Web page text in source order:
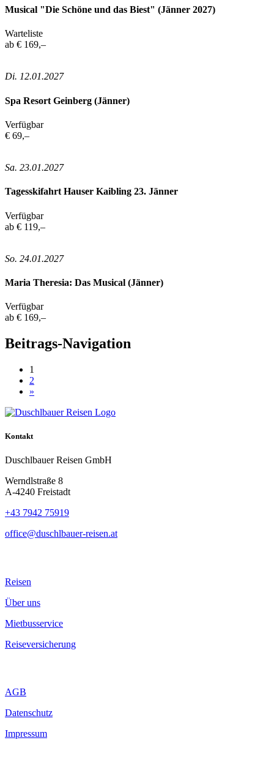
Musical "Die Schöne und das Biest" (Jänner 2027)
Warteliste
ab € 169,–
Di. 12.01.2027
Spa Resort Geinberg (Jänner)
Verfügbar
€ 69,–
Sa. 23.01.2027
Tagesskifahrt Hauser Kaibling 23. Jänner
Verfügbar
ab € 119,–
So. 24.01.2027
Maria Theresia: Das Musical (Jänner)
Verfügbar
ab € 169,–
Beitrags-Navigation
1
2
»
Kontakt
Duschlbauer Reisen GmbH
Werndlstraße 8
A-4240 Freistadt
+43 7942 75919
office@duschlbauer-reisen.at
Reisen
Über uns
Mietbusservice
Reiseversicherung
AGB
Datenschutz
Impressum